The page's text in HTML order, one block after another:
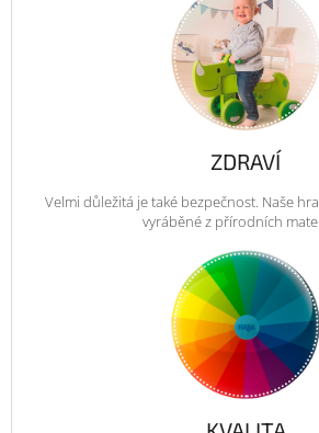
ZDRAVÍ
Velmi důležitá je také bezpečnost. Naše
vyráběné z přírodních